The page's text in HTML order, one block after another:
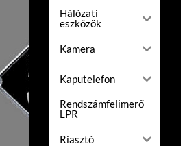
Hálózati
eszközök
Kamera
Kaputelefon
Rendszámfelimerő
LPR
Riasztó